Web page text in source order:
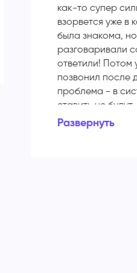
как-то супер
взорвется уже в
была знакома,
разговаривали
ответили! Потом
позвонил после
проблема - в
ставить не
старую, которая
Развернуть